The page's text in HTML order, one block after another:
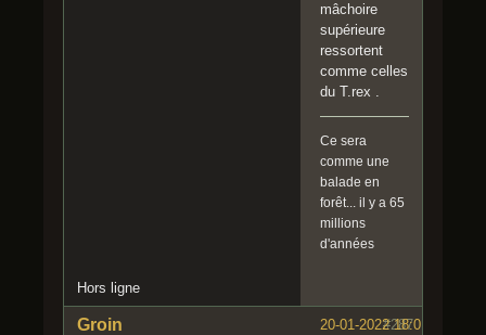
mâchoire
supérieure
ressortent
comme celles
du T.rex .
Ce sera
comme une
balade en
forêt... il y a 65
millions
d'années
Hors ligne
#287
20-01-2022 18:01:59
Groin